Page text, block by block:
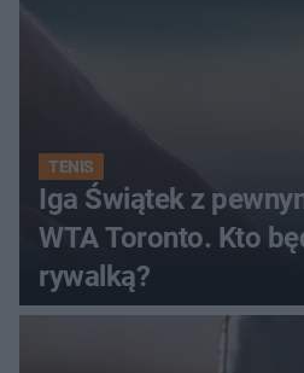
TENIS
Iga Świątek z
WTA Toronto. Kto
rywalką?